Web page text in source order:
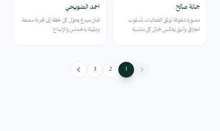
جمانة صالح
مصورة شغوفة توثق الفعاليات بأسلوب
احترافي وأنيق يعكس جمال كل مناسبة
احمد الضويحي
فنان مبدع يحوّل كل لحظة إلى تجربة ممتعة
ومليئة بالحماس والإبداع
1
2
3